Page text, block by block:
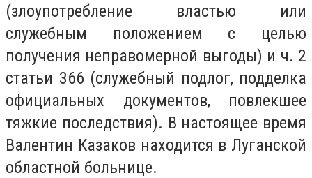
(злоупотребление властью или
служебным положением с целью
получения неправомерной выгоды) и ч. 2
cтатьи 366 (служебный подлог, подделка
официальных документов, повлекшее
тяжкие последствия). В настоящее время
Валентин Казаков находится в Луганской
областной больнице.